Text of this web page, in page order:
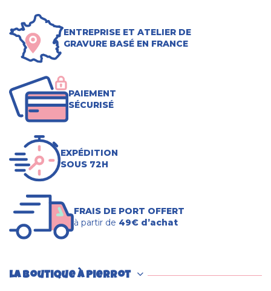
ENTREPRISE ET ATELIER DE
GRAVURE BASÉ EN FRANCE
PAIEMENT
SÉCURISÉ
EXPÉDITION
SOUS 72H
FRAIS DE PORT OFFERT
à partir de 49€ d’achat
La boutique à Pierrot